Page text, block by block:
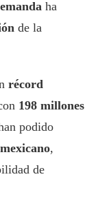
ha
de la
récord
198 millones
podido
,
de